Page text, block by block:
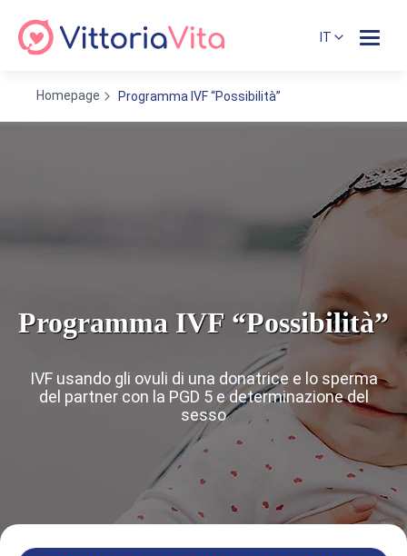
IT
Homepage Programma IVF “Possibilità”
Programma IVF “Possibilità”
IVF usando gli ovuli di una donatrice e lo sperma
del partner con la PGD 5 e determinazione del
sesso